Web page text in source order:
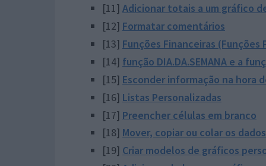
[11] Adicionar totais a um gráfico
[12] Formatar comentários
[13] Funções Financeiras (Funções
[14] função DIA.DA.SEMANA e a
[15] Esconder informação na hora
[16] Listas Personalizadas
[17] Preencher células em branco
[18] Mover, copiar ou colar os
[19] Criar modelos de gráficos